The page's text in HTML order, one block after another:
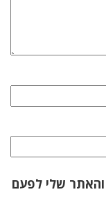
שלי לפעם